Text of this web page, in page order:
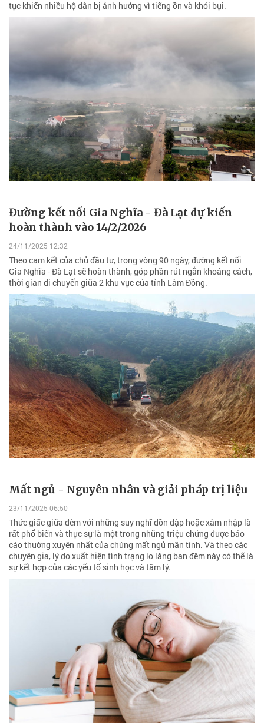
tục khiến nhiều hộ dân bị ảnh hưởng vì tiếng ồn và khói bụi.
Đường kết nối Gia Nghĩa - Đà Lạt dự kiến
hoàn thành vào 14/2/2026
24/11/2025 12:32
Theo cam kết của chủ đầu tư, trong vòng 90 ngày, đường kết nối
Gia Nghĩa - Đà Lạt sẽ hoàn thành, góp phần rút ngắn khoảng cách,
thời gian di chuyển giữa 2 khu vực của tỉnh Lâm Đồng.
Mất ngủ - Nguyên nhân và giải pháp trị liệu
23/11/2025 06:50
Thức giấc giữa đêm với những suy nghĩ dồn dập hoặc xâm nhập là
rất phổ biến và thực sự là một trong những triệu chứng được báo
cáo thường xuyên nhất của chứng mất ngủ mãn tính. Và theo các
chuyên gia, lý do xuất hiện tình trạng lo lắng ban đêm này có thể là
sự kết hợp của các yếu tố sinh học và tâm lý.